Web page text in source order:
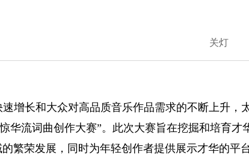
关灯
增长和大众对高品质音乐作品需求的不断上升，
华流词曲创作大赛”。此次大赛旨在挖掘和培育才
繁荣发展，同时为年轻创作者提供展示才华的平台